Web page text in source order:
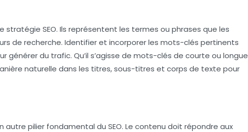
SEO. Ils représentent les termes ou phrases que les
de recherche. Identifier et incorporer les mots-clés pertinents
générer du trafic. Qu’il s’agisse de mots-clés de courte ou longue
naturelle dans les titres, sous-titres et corps de texte pour
autre pilier fondamental du SEO. Le contenu doit répondre aux